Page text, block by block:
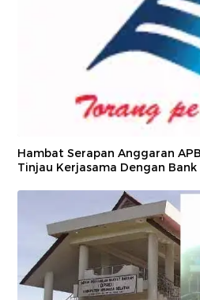
Hambat Serapan Anggaran
Tinjau Kerjasama Dengan Bank